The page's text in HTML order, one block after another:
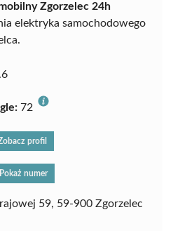
Zgorzelec 24h
elektryka samochodowego
72
profil
Pokaż numer
59, 59-900 Zgorzelec